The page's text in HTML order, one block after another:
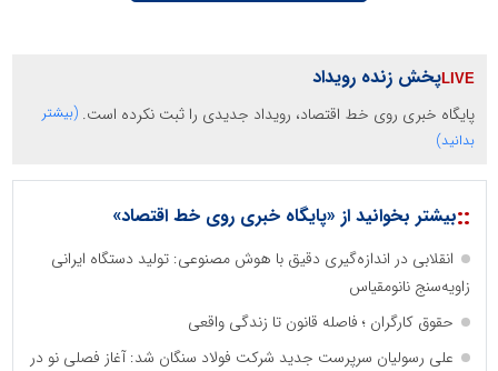
پخش زنده رویداد
پایگاه خبری روی خط اقتصاد، رویداد جدیدی را ثبت نکرده است. (بیشتر
بدانید)
::بیشتر بخوانید از «پایگاه خبری روی خط اقتصاد»
انقلابی در اندازه‌گیری دقیق با هوش مصنوعی: تولید دستگاه ایرانی
زاویه‌سنج نانومقیاس
حقوق کارگران ؛ فاصله قانون تا زندگی واقعی
علی رسولیان سرپرست جدید شرکت فولاد سنگان شد: آغاز فصلی نو در